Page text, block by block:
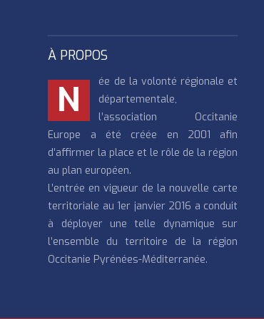
À PROPOS
N
ée de la volonté régionale et
départementale,
l’association Occitanie
Europe a été créée en 2001 afin
d’affirmer la place et le rôle de la région
au plan européen.
L’entrée en vigueur de la nouvelle carte
territoriale au 1er janvier 2016 a conduit
à déployer une telle dynamique sur
l’ensemble du territoire de la région
Occitanie Pyrénées-Méditerranée.